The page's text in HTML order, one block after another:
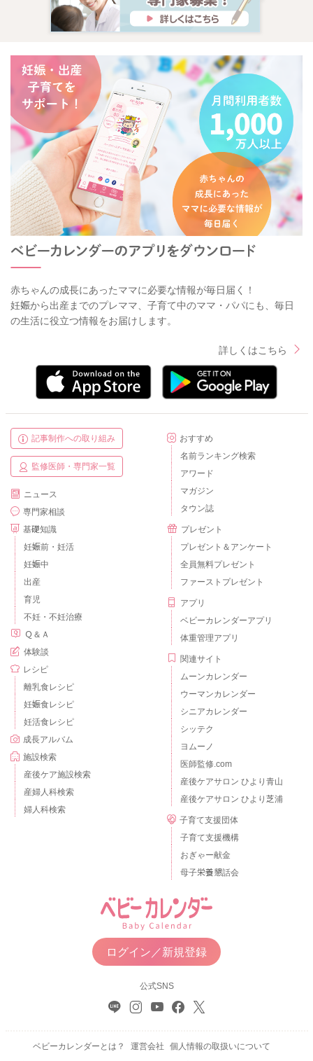
赤ちゃんの成長にあったママに必要な情報が毎日届く！
妊娠から出産までのプレママ、子育て中のママ・パパにも、毎日
の生活に役立つ情報をお届けします。
詳しくはこちら
記事制作への取り組み
監修医師・専門家一覧
ニュース
専門家相談
基礎知識
妊娠前・妊活
妊娠中
出産
育児
不妊・不妊治療
Ｑ＆Ａ
体験談
レシピ
離乳食レシピ
妊娠食レシピ
妊活食レシピ
成長アルバム
施設検索
産後ケア施設検索
産婦人科検索
婦人科検索
おすすめ
名前ランキング検索
アワード
マガジン
タウン誌
プレゼント
プレゼント＆アンケート
全員無料プレゼント
ファーストプレゼント
アプリ
ベビーカレンダーアプリ
体重管理アプリ
関連サイト
ムーンカレンダー
ウーマンカレンダー
シニアカレンダー
シッテク
ヨムーノ
医師監修.com
産後ケアサロン ひより青山
産後ケアサロン ひより芝浦
子育て支援団体
子育て支援機構
おぎゃー献金
母子栄養懇話会
ログイン／新規登録
公式SNS
ベビーカレンダーとは？ 運営会社
個人情報の取扱いについて